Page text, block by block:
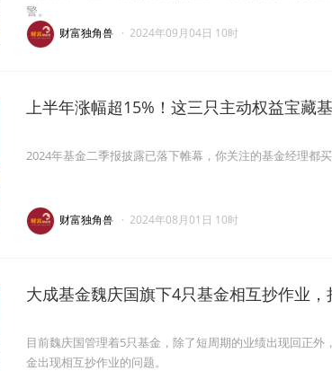
警。
财富独角兽 · 2024年09月04日 10时
上半年涨幅超15%！这三只主动权益宝藏
2024年基金二季报披露已落下帷幕，你关注的基金经理都
财富独角兽 · 2024年08月01日 10时
大成基金魏庆国旗下4只基金相互抄作业
目前魏庆国管理着5只基金，除了短周期的业绩出现回正
金出现相互抄作业的问题。